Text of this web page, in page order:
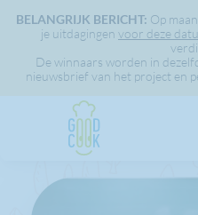
BELANGRIJK BERICHT: Op
je uitdagingen voor deze
De winnaars worden in
nieuwsbrief van het project en